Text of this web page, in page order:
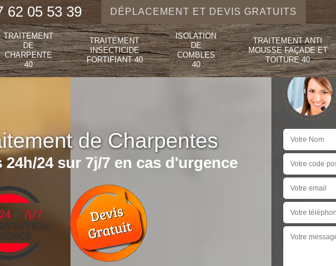
62 05 53 39 DÉPLACEMENT ET DEVIS GRATUITS
TRAITEMENT
DE
CHARPENTE
40
TRAITEMENT
INSECTICIDE
FORTIFIANT 40
ISOLATION
DE
COMBLES
40
TRAITEMENT ANTI
MOUSSE FAÇADE ET
TOITURE 40
de Charpentes
24 sur 7j/7 en cas d'urgence